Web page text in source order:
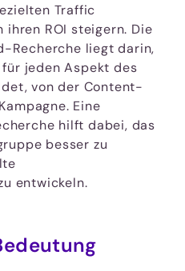
Traffic
ROI steigern. Die
Recherche liegt darin,
jeden Aspekt des
von der Content-
Eine
hilft dabei, das
besser zu
entwickeln.